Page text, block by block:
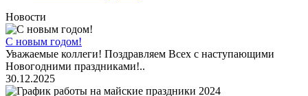
Новости
С новым годом!
Уважаемые коллеги! Поздравляем Всех с наступающими
Новогодними праздниками!..
30.12.2025